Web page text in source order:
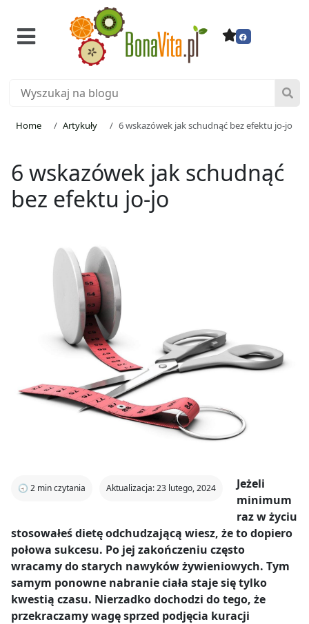
Home Artykuły 6 wskazówek jak schudnąć bez efektu jo-jo
6 wskazówek jak schudnąć
bez efektu jo-jo
🕣 2 min czytania Aktualizacja: 23 lutego, 2024
Jeżeli
minimum
raz w życiu
stosowałeś dietę odchudzającą wiesz, że to dopiero
połowa sukcesu. Po jej zakończeniu często
wracamy do starych nawyków żywieniowych. Tym
samym ponowne nabranie ciała staje się tylko
kwestią czasu. Nierzadko dochodzi do tego, że
przekraczamy wagę sprzed podjęcia kuracji